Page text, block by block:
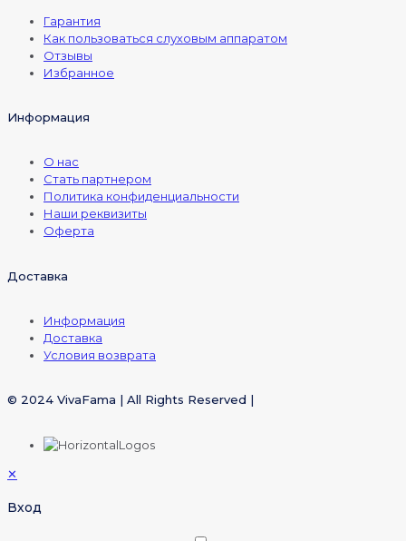
Гарантия
Как пользоваться слуховым аппаратом
Отзывы
Избранное
Информация
О нас
Стать партнером
Политика конфиденциальности
Наши реквизиты
Оферта
Доставка
Информация
Доставка
Условия возврата
© 2024 VivaFama | All Rights Reserved |
✕
Вход